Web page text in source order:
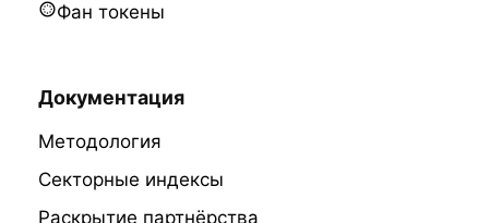
Фан токены
Документация
Методология
Секторные индексы
Раскрытие партнёрства